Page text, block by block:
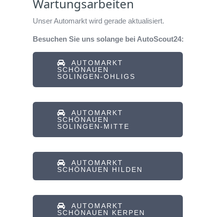
Wartungsarbeiten
Unser Automarkt wird gerade aktualisiert.
Besuchen Sie uns solange bei AutoScout24:
AUTOMARKT
SCHÖNAUEN
SOLINGEN-OHLIGS
AUTOMARKT
SCHÖNAUEN
SOLINGEN-MITTE
AUTOMARKT
SCHÖNAUEN HILDEN
AUTOMARKT
SCHÖNAUEN KERPEN